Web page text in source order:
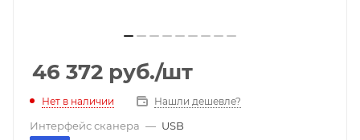
46 372 руб./шт
Нет в наличии Нашли дешевле?
Интерфейс сканера — USB